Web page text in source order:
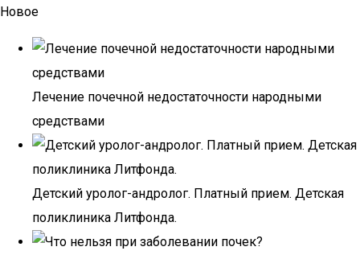
Новое
Лечение почечной недостаточности народными
средствами
Детский уролог-андролог. Платный прием. Детская
поликлиника Литфонда.